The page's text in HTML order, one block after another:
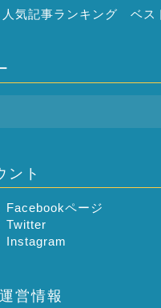
人気記事ランキング ベス
ント
Facebookページ
Twitter
Instagram
営情報